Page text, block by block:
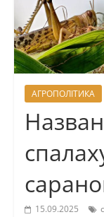
АГРОПОЛІТИКА
15.09.2025